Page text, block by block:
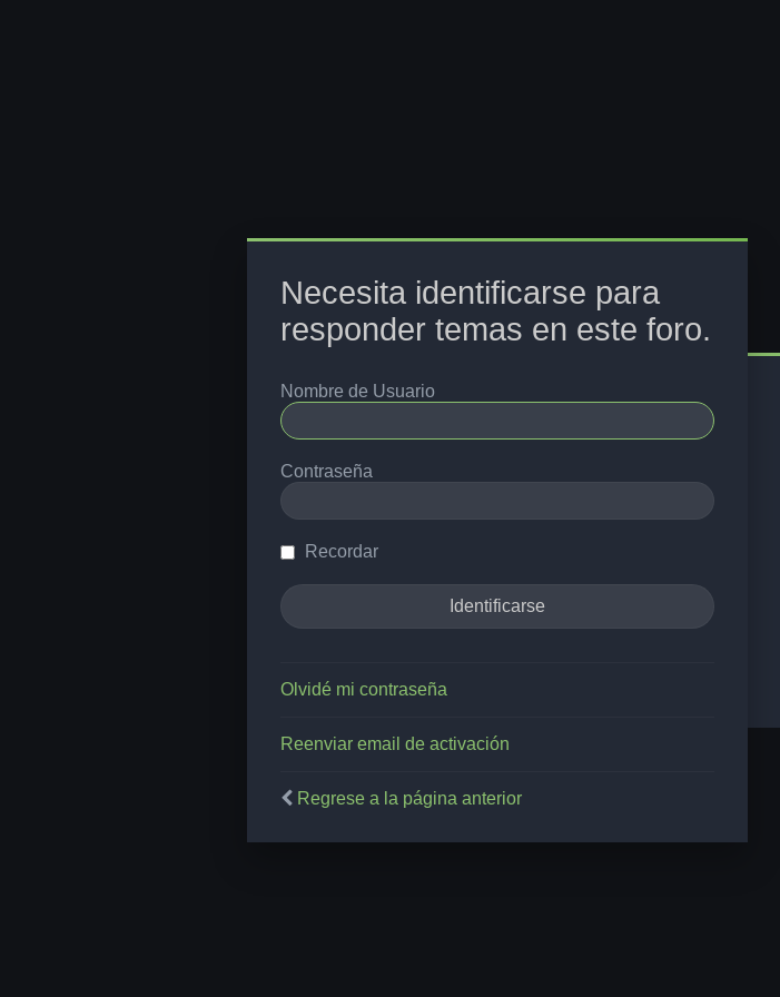
Necesita identificarse para
responder temas en este foro.
Nombre de Usuario
Contraseña
Recordar
Olvidé mi contraseña
Reenviar email de activación
Regrese a la página anterior